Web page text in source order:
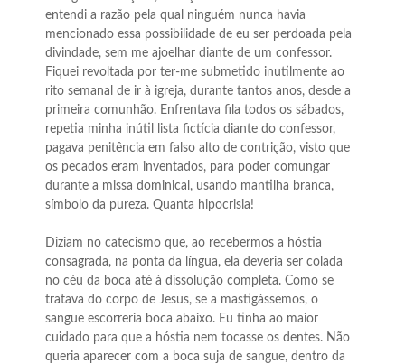
entendi a razão pela qual ninguém nunca havia
mencionado essa possibilidade de eu ser perdoada pela
divindade, sem me ajoelhar diante de um confessor.
Fiquei revoltada por ter-me submetido inutilmente ao
rito semanal de ir à igreja, durante tantos anos, desde a
primeira comunhão. Enfrentava fila todos os sábados,
repetia minha inútil lista fictícia diante do confessor,
pagava penitência em falso alto de contrição, visto que
os pecados eram inventados, para poder comungar
durante a missa dominical, usando mantilha branca,
símbolo da pureza. Quanta hipocrisia!
Diziam no catecismo que, ao recebermos a hóstia
consagrada, na ponta da língua, ela deveria ser colada
no céu da boca até à dissolução completa. Como se
tratava do corpo de Jesus, se a mastigássemos, o
sangue escorreria boca abaixo. Eu tinha ao maior
cuidado para que a hóstia nem tocasse os dentes. Não
queria aparecer com a boca suja de sangue, dentro da